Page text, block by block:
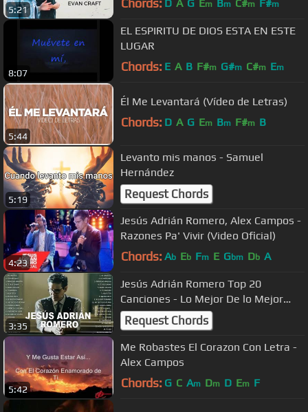
5:21 Chords: D A G Em Bm C#m F#m
8:07
EL ESPIRITU DE DIOS ESTA EN ESTE
LUGAR
Chords: E A B F#m G#m C#m Em
5:44
Él Me Levantará (Vídeo de Letras)
Chords: D A G Em Bm F#m B
5:19
Levanto mis manos - Samuel
Hernández
Request Chords
4:23
Jesús Adrián Romero, Alex Campos -
Razones Pa' Vivir (Video Oficial)
Chords: Ab Eb Fm E Gbm Db A
3:35
Jesús Adrián Romero Top 20
Canciones - Lo Mejor De lo Mejor
Grandes Éxitos
Request Chords
5:42
Me Robastes El Corazon Con Letra -
Alex Campos
Chords: G C Am Dm D Em F